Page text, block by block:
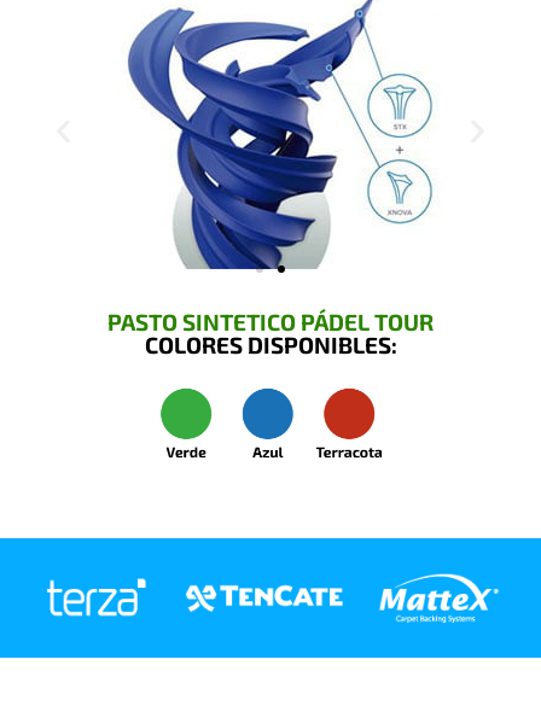
PASTO SINTETICO PÁDEL TOUR
COLORES DISPONIBLES: